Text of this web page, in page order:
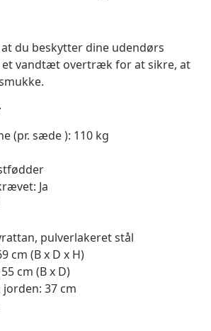
at du beskytter dine udendørs
et vandtæt overtræk for at sikre, at
(pr. sæde ): 110 kg
Ja
pulverlakeret stål
cm (B x D x H)
cm (B x D)
37 cm